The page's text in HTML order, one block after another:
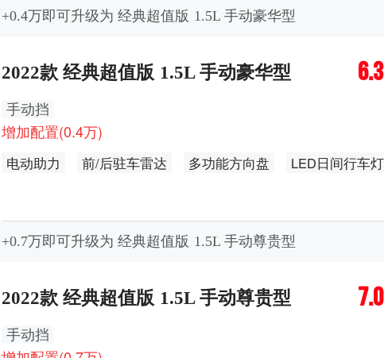
+0.4万即可升级为 经典超值版 1.5L 手动豪华型
2022款 经典超值版 1.5L 手动豪华型
手动挡
增加配置(0.4万)
电动助力 前/后驻车雷达 多功能方向盘
LED日间行车灯
+0.7万即可升级为 经典超值版 1.5L 手动尊贵型
2022款 经典超值版 1.5L 手动尊贵型
手动挡